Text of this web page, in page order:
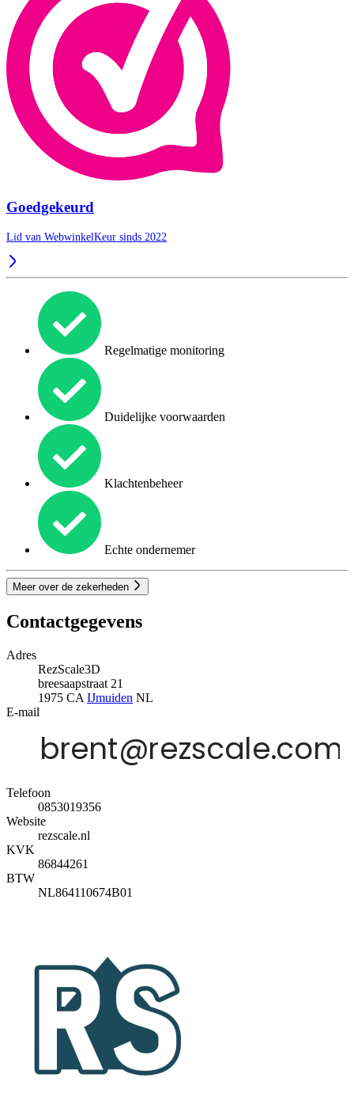
Goedgekeurd
Lid van WebwinkelKeur sinds 2022
Regelmatige monitoring
Duidelijke voorwaarden
Klachtenbeheer
Echte ondernemer
Meer over de zekerheden
Contactgegevens
Adres
RezScale3D
breesaapstraat 21
1975 CA IJmuiden NL
E-mail
Telefoon
0853019356
Website
rezscale.nl
KVK
86844261
BTW
NL864110674B01